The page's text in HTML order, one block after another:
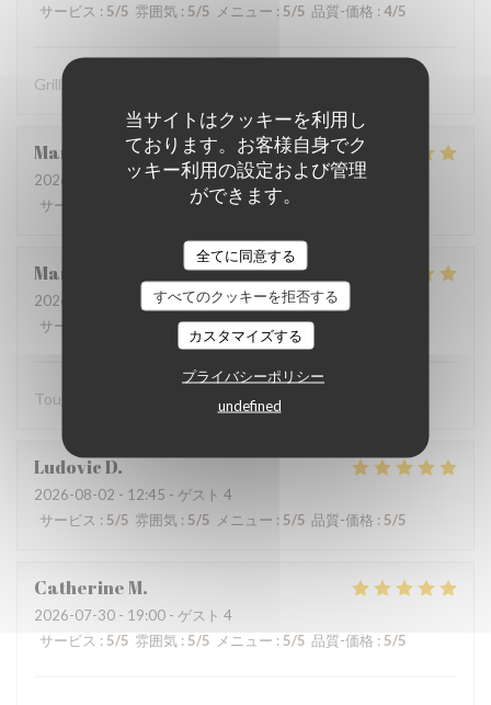
当サイトはクッキーを利用し
ております。お客様自身でク
ッキー利用の設定および管理
ができます。
全てに同意する
すべてのクッキーを拒否する
カスタマイズする
プライバシーポリシー
undefined
サービス : 5/5 雰囲気 : 5/5 メニュー : 5/5 品質-価格 : 4/5
Grillades à recommander
Martine
2026-08-01
- 12:15 - ゲスト 2
サービス
4/5 メニュー: 5
Marie-catherine P
2026-08-02
- 12:45 - ゲスト 4
サービス
:5/5 メニュー:5/5 品質-価格
Toujours très bien. Bon produits. On s’est régalé merci.
LudovicD
2026-08-02 - 12:45 - ゲスト 4
サービス : 5/5 雰囲気 : 5/5 メニュー : 5/5 品質-価格 : 5/5
CatherineM
2026-07-30 - 19:00 - ゲスト 4
サービス : 5/5 雰囲気 : 5/5 メニュー : 5/5 品質-価格 : 5/5